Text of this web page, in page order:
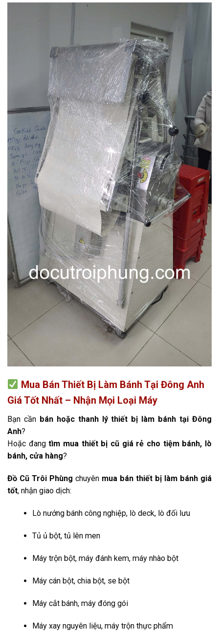
Mua Bán Thiết Bị Làm Bánh Tại Đông Anh
Giá Tốt Nhất – Nhận Mọi Loại Máy
Bạn cần bán hoặc thanh lý thiết bị làm bánh tại Đông
Anh?
Hoặc đangtìm mua thiết bị cũ giá rẻ cho tiệm bánh, lò
bánh, cửa hàng?
Đồ Cũ Trôi Phùng chuyên mua bán thiết bị làm bánh giá
tốt, nhận giao dịch:
Lò nướng bánh công nghiệp, lò deck, lò đối lưu
Tủ ủ bột, tủ lên men
Máy trộn bột, máy đánh kem, máy nhào bột
Máy cán bột, chia bột, se bột
Máy cắt bánh, máy đóng gói
Máy xay nguyên liệu, máy trộn thực phẩm